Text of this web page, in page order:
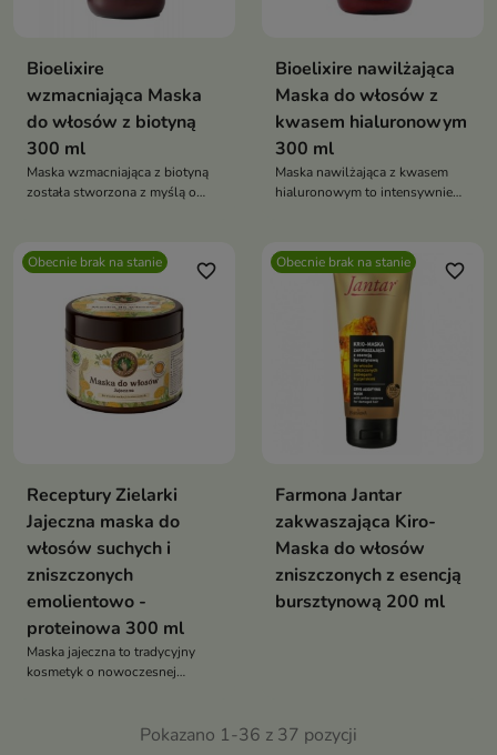
Bioelixire
wzmacniająca Maska
do włosów z biotyną
300 ml
Maska wzmacniająca z biotyną
została stworzona z myślą o
wspiera porost, jednocześnie
wygładzając i chroniąc pasma
przed uszkodzeniami
Bioelixire nawilżająca
Maska do włosów z
kwasem hialuronowym
300 ml
Maska nawilżająca z kwasem
hialuronowym to intensywnie
suchych, matowych i
zniszczonych. Głęboko nawilża,
wygładza oraz wzmacnia
strukturę pasm, przywracając im
sprężystość, elastyczność i
zdrowy blask
Obecnie brak na stanie favorite_border
Receptury Zielarki
Jajeczna maska do
włosów suchych i
zniszczonych
emolientowo -
proteinowa 300 ml
Maska jajeczna to tradycyjny
kosmetyk o nowoczesnej
Obecnie brak na stanie favorite_border
Farmona Jantar
zakwaszająca Kiro-
Maska do włosów
zniszczonych z esencją
bursztynową 200 ml
Pokazano 1-36 z 37 pozycji